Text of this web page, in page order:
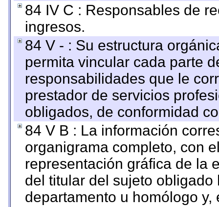
84 IV C : Responsables de
ingresos.
84 V - : Su estructura
permita vincular cada parte
responsabilidades que le
prestador de servicios
obligados, de conformidad
84 V B : La información
organigrama completo, con
representación gráfica de la
del titular del sujeto
departamento u homólogo